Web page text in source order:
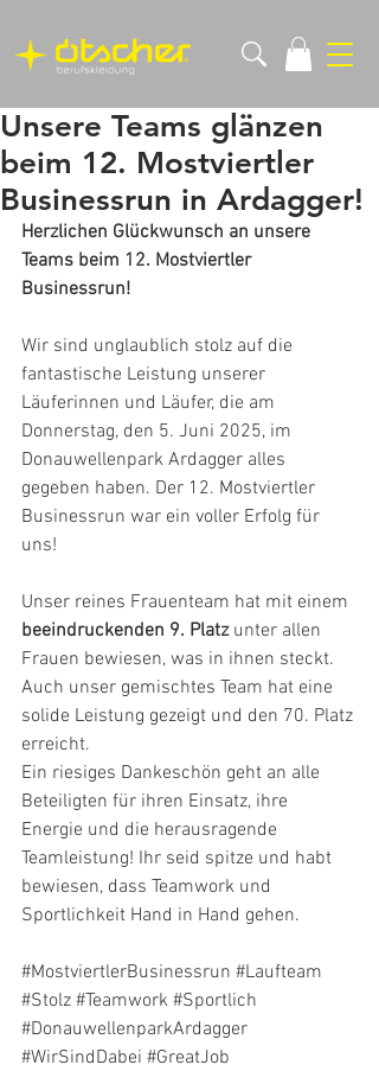
Unsere Teams glänzen
beim 12. Mostviertler
Businessrun in Ardagger!
Herzlichen Glückwunsch an unsere
Teams beim 12. Mostviertler
Businessrun!
Wir sind unglaublich stolz auf die
fantastische Leistung unserer
Läuferinnen und Läufer, die am
Donnerstag, den 5. Juni 2025, im
Donauwellenpark Ardagger alles
gegeben haben. Der 12. Mostviertler
Businessrun war ein voller Erfolg für
uns!
Unser reines Frauenteam hat mit einem
beeindruckenden 9. Platz unter allen
Frauen bewiesen, was in ihnen steckt.
Auch unser gemischtes Team hat eine
solide Leistung gezeigt und den 70. Platz
erreicht.
Ein riesiges Dankeschön geht an alle
Beteiligten für ihren Einsatz, ihre
Energie und die herausragende
Teamleistung! Ihr seid spitze und habt
bewiesen, dass Teamwork und
Sportlichkeit Hand in Hand gehen.
#MostviertlerBusinessrun #Laufteam
#Stolz #Teamwork #Sportlich
#DonauwellenparkArdagger
#WirSindDabei #GreatJob